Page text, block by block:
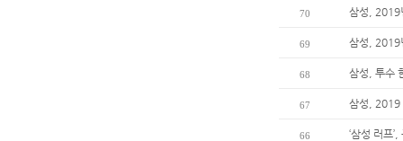
70 삼성, 2019
69 삼성, 2019
68 삼성, 투수
67 삼성, 2019
66 ‘삼성 러프